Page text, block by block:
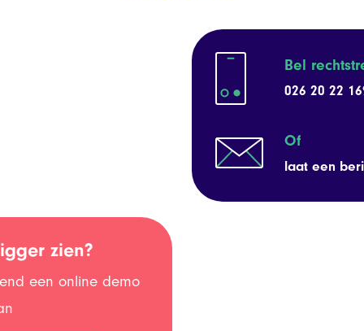
Bel
026 20 22
Of
laat een
zien?
een online demo